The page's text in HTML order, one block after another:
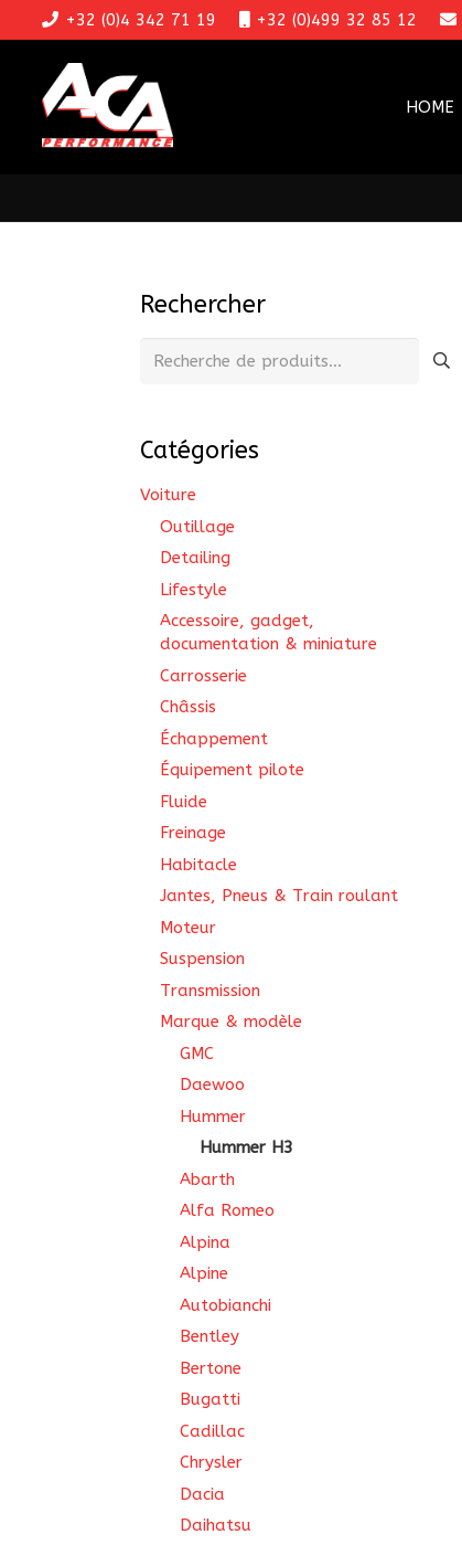
+32 (0)4 342 71 19 +32 (0)499 32 85 12
HOME
Rechercher
Recherche
Catégories
Voiture
Outillage
Detailing
Lifestyle
Accessoire, gadget,
documentation & miniature
Carrosserie
Châssis
Échappement
Équipement pilote
Fluide
Freinage
Habitacle
Jantes, Pneus & Train roulant
Moteur
Suspension
Transmission
Marque & modèle
GMC
Daewoo
Hummer
Hummer H3
Abarth
Alfa Romeo
Alpina
Alpine
Autobianchi
Bentley
Bertone
Bugatti
Cadillac
Chrysler
Dacia
Daihatsu